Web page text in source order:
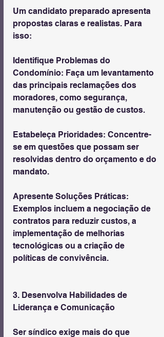
Um candidato preparado apresenta
propostas claras e realistas. Para
isso:
Identifique Problemas do
Condomínio: Faça um levantamento
das principais reclamações dos
moradores, como segurança,
manutenção ou gestão de custos.
Estabeleça Prioridades: Concentre-
se em questões que possam ser
resolvidas dentro do orçamento e do
mandato.
Apresente Soluções Práticas:
Exemplos incluem a negociação de
contratos para reduzir custos, a
implementação de melhorias
tecnológicas ou a criação de
políticas de convivência.
3. Desenvolva Habilidades de
Liderança e Comunicação
Ser síndico exige mais do que